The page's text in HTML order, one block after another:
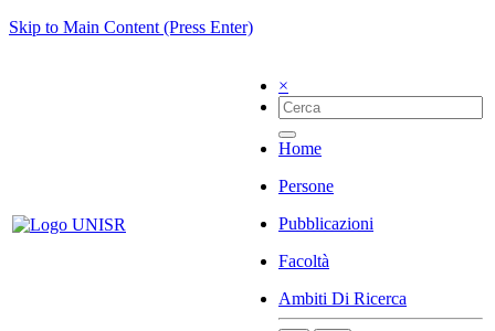
Skip to Main Content (Press Enter)
×
Home
Persone
Pubblicazioni
Facoltà
Ambiti Di Ricerca